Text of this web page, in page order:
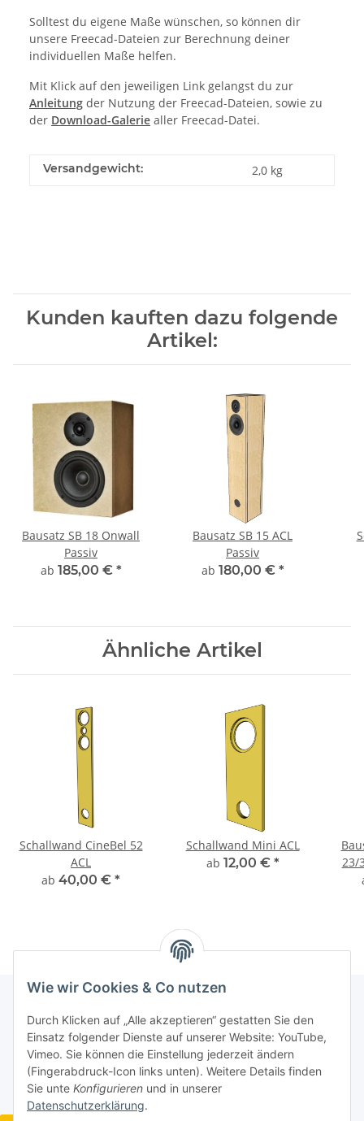
Solltest du eigene Maße wünschen, so können dir
unsere Freecad-Dateien zur Berechnung deiner
individuellen Maße helfen.
Mit Klick auf den jeweiligen Link gelangst du zur
Anleitung der Nutzung der Freecad-Dateien, sowie zu
der Download-Galerie aller Freecad-Datei.
Versandgewicht: 2,0 kg
Kunden kauften dazu folgende
Artikel:
Bausatz SB 18 Onwall
Passiv
ab 185,00 € *
Bausatz SB 15 ACL
Passiv
ab 180,00 € *
Ähnliche Artikel
Schallwand CineBel 52
ACL
ab 40,00 € *
Schallwand Mini ACL
ab 12,00 € *
23/
Informationen
Gesetzliche Informationen
Wie wir Cookies & Co nutzen
Durch Klicken auf „Alle akzeptieren“ gestatten Sie den
Einsatz folgender Dienste auf unserer Website: YouTube,
Vimeo. Sie können die Einstellung jederzeit ändern
(Fingerabdruck-Icon links unten). Weitere Details finden
Sie unte Konfigurieren und in unserer
Datenschutzerklärung.